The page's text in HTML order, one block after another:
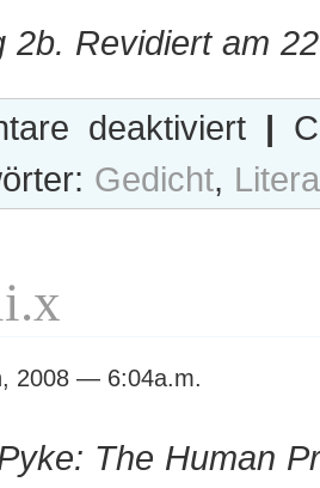
2b. Revidiert am
deaktiviertMoira
|
Gedicht,
2008 — 6:04a.m.
The Human